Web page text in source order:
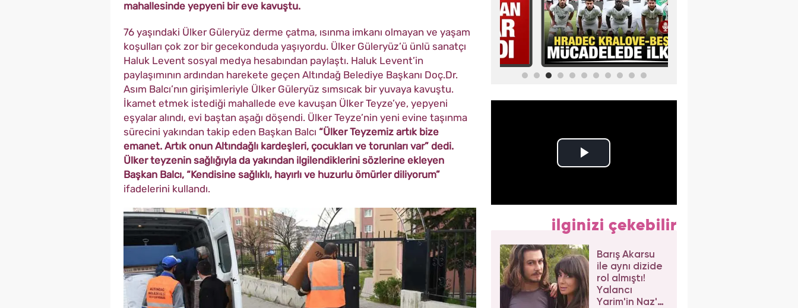
mahallesinde yepyeni bir eve kavuştu.
76 yaşındaki Ülker Güleryüz derme çatma, ısınma imkanı olmayan ve yaşam
koşulları çok zor bir gecekonduda yaşıyordu. Ülker Güleryüz’ü ünlü sanatçı
Haluk Levent sosyal medya hesabından paylaştı. Haluk Levent’in
paylaşımının ardından harekete geçen Altındağ Belediye Başkanı Doç.Dr.
Asım Balcı’nın girişimleriyle Ülker Güleryüz sımsıcak bir yuvaya kavuştu.
İkamet etmek istediği mahallede eve kavuşan Ülker Teyze’ye, yepyeni
eşyalar alındı, evi baştan aşağı döşendi. Ülker Teyze’nin yeni evine taşınma
sürecini yakından takip eden Başkan Balcı “Ülker Teyzemiz artık bize
emanet. Artık onun Altındağlı kardeşleri, çocukları ve torunları var” dedi.
Ülker teyzenin sağlığıyla da yakından ilgilendiklerini sözlerine ekleyen
Başkan Balcı, “Kendisine sağlıklı, hayırlı ve huzurlu ömürler diliyorum”
ifadelerini kullandı.
ilginizi çekebilir
Barış Akarsu
ile aynı dizide
rol almıştı!
Yalancı
Yarim'in Naz'ı